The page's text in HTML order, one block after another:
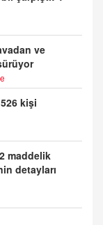
ve
kişi
maddelik
detayları